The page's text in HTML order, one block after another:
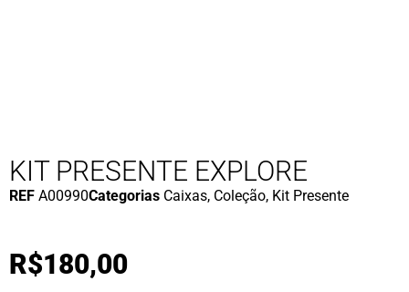
KIT PRESENTE EXPLORE
REF A00990Categorias Caixas, Coleção, Kit Presente
R$180,00